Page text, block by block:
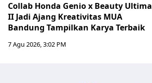
Collab Honda Genio x Beauty Ultima
II Jadi Ajang Kreativitas MUA
Bandung Tampilkan Karya Terbaik
7 Agu 2026, 3:02 PM